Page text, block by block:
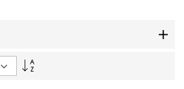
Сортувати